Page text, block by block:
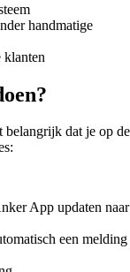
handmatige
klanten
belangrijk dat je op de
App updaten naar
een melding